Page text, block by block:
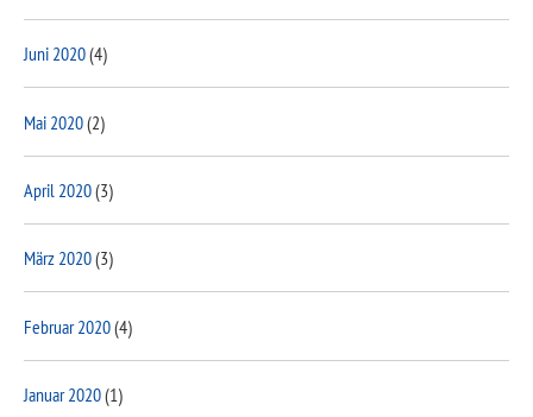
Juni 2020(4)
Mai 2020(2)
April 2020(3)
März 2020(3)
Februar 2020(4)
Januar 2020(1)